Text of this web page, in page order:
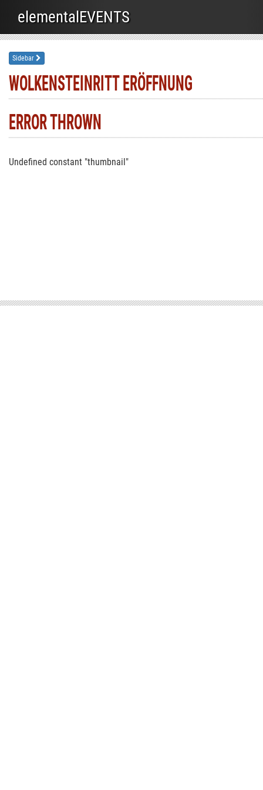
elementalEVENTS
Sidebar
WOLKENSTEINRITT ERÖFFNUNG
ERROR THROWN
Undefined constant "thumbnail"